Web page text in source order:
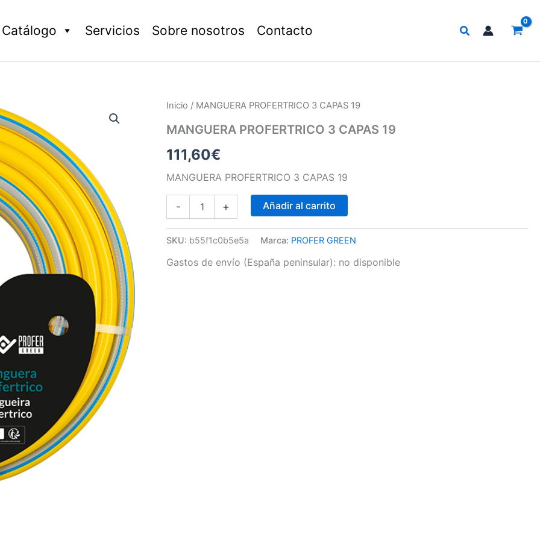
Catálogo Servicios Sobre nosotros Contacto Buscar
Inicio / MANGUERA PROFERTRICO 3 CAPAS 19
MANGUERA PROFERTRICO 3 CAPAS 19
111,60€
MANGUERA PROFERTRICO 3 CAPAS 19
-
MANGUERA
3
19
cantidad
+ Añadir al carrito
SKU: b55f1c0b5e5a Marca: PROFER GREEN
Gastos de envío (España peninsular): no disponible